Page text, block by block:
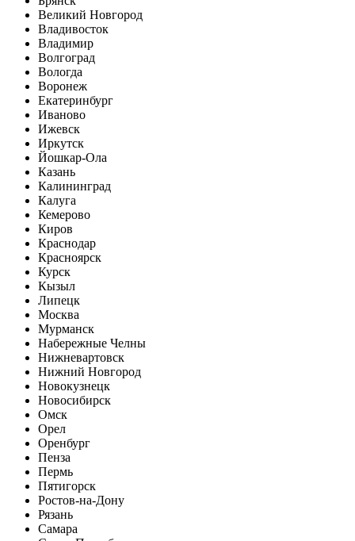
Великий Новгород
Владивосток
Владимир
Волгоград
Вологда
Воронеж
Екатеринбург
Иваново
Ижевск
Иркутск
Йошкар-Ола
Казань
Калининград
Калуга
Кемерово
Киров
Краснодар
Красноярск
Курск
Кызыл
Липецк
Москва
Мурманск
Набережные Челны
Нижневартовск
Нижний Новгород
Новокузнецк
Новосибирск
Омск
Орел
Оренбург
Пенза
Пермь
Пятигорск
Ростов-на-Дону
Рязань
Самара